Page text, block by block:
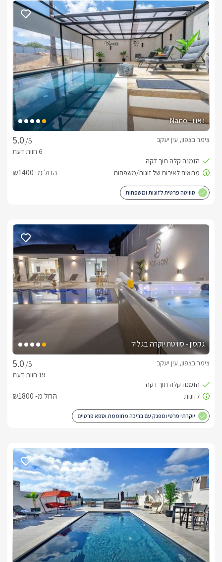
נאנו - Nano
/5
צימר בצפון, עין יעקב
החל מ- ₪1400
סוויטה פרטית לזוגות ומשפחות
גקסון - סוויטת יוקרה בגליל
/5
צימר בצפון, עין יעקב
החל מ- ₪1800
יוקרתי פרטי ומפנק עם בריכה מחוממת וספא פרטיים